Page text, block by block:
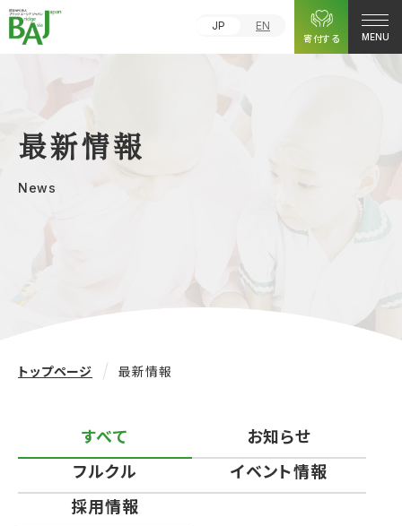
JP
EN
寄付する
MENU
最新情報
News
トップページ 最新情報
すべて
お知らせ
フルクル
イベント情報
採用情報